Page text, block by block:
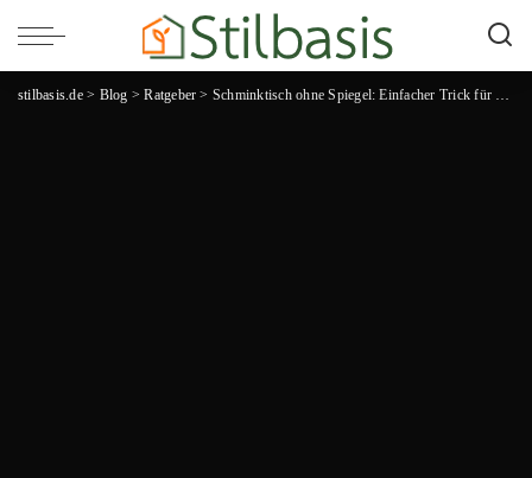
stilbasis.de> Blog >Ratgeber > Schminktisch ohne Spiegel: Einfacher Trick für ein stilvolles und praktisches Make-up-Paradies